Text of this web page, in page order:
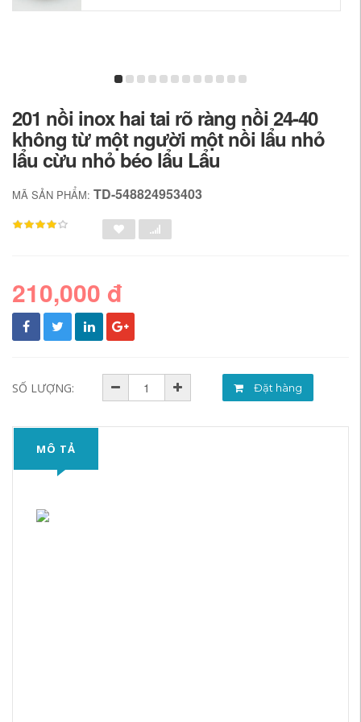
201 nồi inox hai tai rõ ràng nồi 24-40
không từ một người một nồi lẩu nhỏ
lẩu cừu nhỏ béo lẩu Lẩu
MÃ SẢN PHẨM: TD-548824953403
210,000 đ
SỐ LƯỢNG: Đặt hàng
MÔ TẢ